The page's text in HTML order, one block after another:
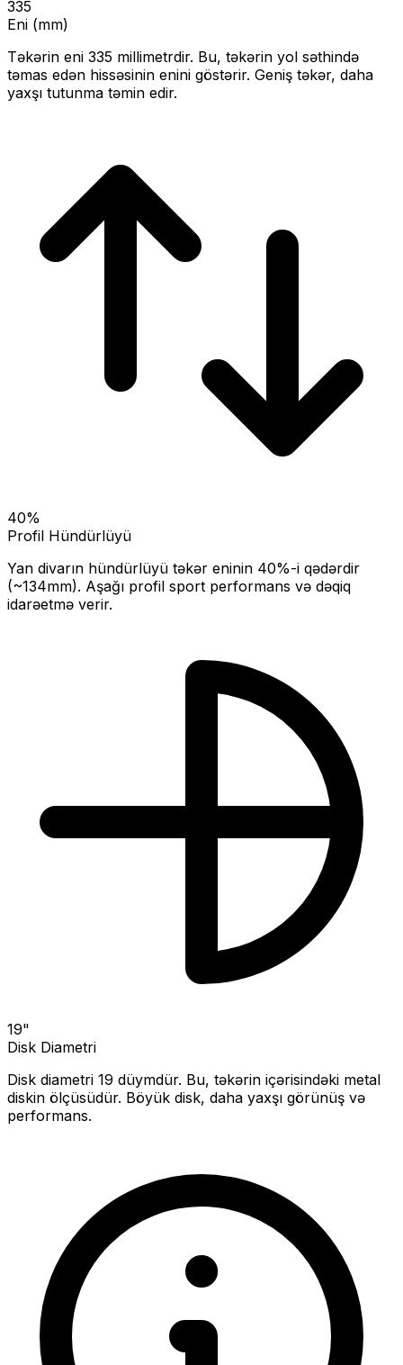
335
Eni (mm)
Təkərin eni 335 millimetrdir. Bu, təkərin yol səthində
təmas edən hissəsinin enini göstərir. Geniş təkər, daha
yaxşı tutunma təmin edir.
40%
Profil Hündürlüyü
Yan divarın hündürlüyü təkər eninin 40%-i qədərdir
(~134mm). Aşağı profil sport performans və dəqiq
idarəetmə verir.
19"
Disk Diametri
Disk diametri 19 düymdür. Bu, təkərin içərisindəki metal
diskin ölçüsüdür. Böyük disk, daha yaxşı görünüş və
performans.